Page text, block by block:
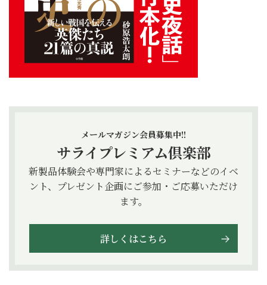
メールマガジン会員募集中!!
サライプレミアム倶楽部
新製品体験会や専門家によるセミナーなどのイベ
ント、プレゼント企画にご参加・ご応募いただけ
ます。
詳しくはこちら